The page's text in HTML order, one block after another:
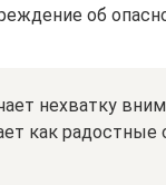
об
нехватку
как